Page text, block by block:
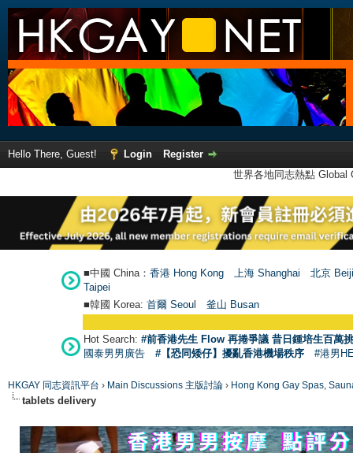
Hello There, Guest! Login
Register
世界各地同志熱點
■中國 China： 香港 Hong Kong 上海 Shanghai
北京
Taipei
■韓國 Korea: 首爾 Seoul 釜山 Busan
Hot Search: #前香港先生 Flow 再捲爭議 昔日鍾培生百萬
國泰男男廣告
#【恐同矮仔】擾亂香港機場秩序 #港男
HKGAY 同志資訊平台 › Main Discussions 主版討論 › Hong Kong Gay Spas,
tablets delivery